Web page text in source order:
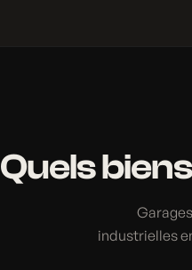
Quels
industrielles